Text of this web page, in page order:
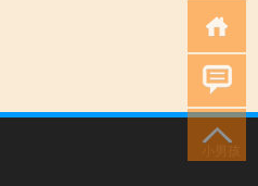
小男孩